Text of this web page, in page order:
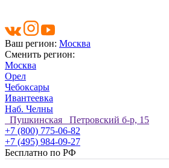
Ваш регион: Москва
Сменить регион:
Москва
Орел
Чебоксары
Ивантеевка
Наб. Челны
Пушкинская Петровский б-р, 15
+7 (800) 775-06-82
+7 (495) 984-09-27
Бесплатно по РФ